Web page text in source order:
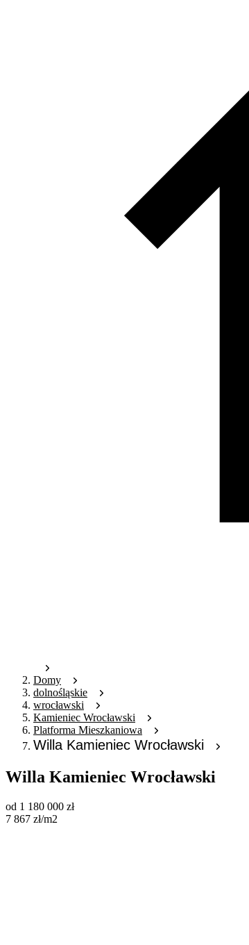
Domy
dolnośląskie
wrocławski
Kamieniec Wrocławski
Platforma Mieszkaniowa
Willa Kamieniec Wrocławski
Willa Kamieniec Wrocławski
od 1 180 000 zł
7 867 zł/m2